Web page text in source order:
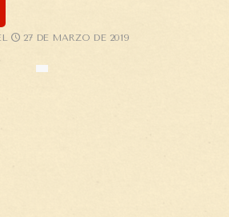
27 DE MARZO DE 2019